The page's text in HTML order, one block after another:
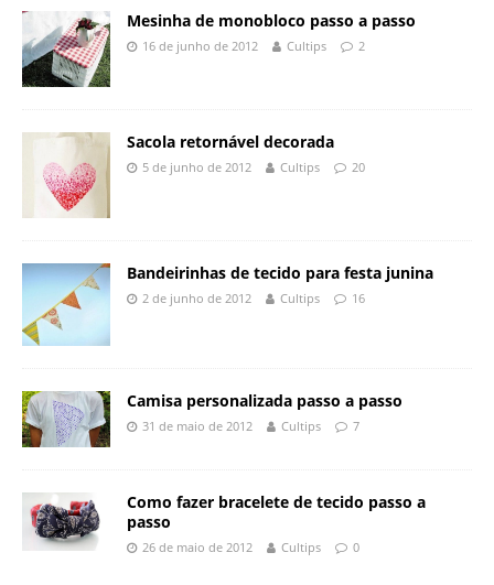
Mesinha de monobloco passo a passo
16 de junho de 2012 Cultips 2
Sacola retornável decorada
5 de junho de 2012 Cultips 20
Bandeirinhas de tecido para festa junina
2 de junho de 2012 Cultips 16
Camisa personalizada passo a passo
31 de maio de 2012 Cultips 7
Como fazer bracelete de tecido passo a
passo
26 de maio de 2012 Cultips 0